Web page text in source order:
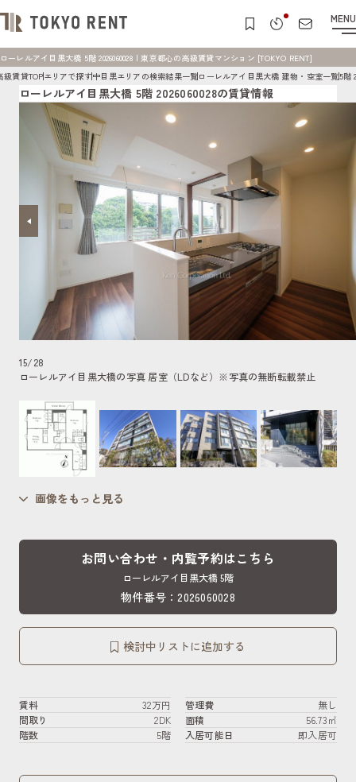
MENU
ローレルアイ目黒大橋 5階 2026060028 | 東京都心の高級賃貸マンション [TOKYO RENT]
級賃貸TOPエリアで探す中目黒エリアの検索結果一覧ローレルアイ目黒大橋 建物・空室一覧5階
ローレルアイ目黒大橋 5階 2026060028の賃貸情報
15/28
ローレルアイ目黒大橋の写真 居室（LDなど） ※写真の無断転載禁止
画像をもっと見る
お問い合わせ・内覧予約はこちら
ローレルアイ目黒大橋 5階
物件番号：2026060028
検討中リストに追加する
賃料 32万円 管理費
無し
間取り
2DK 面積
56.73㎡
階数
5階 入居可能日 即入居可